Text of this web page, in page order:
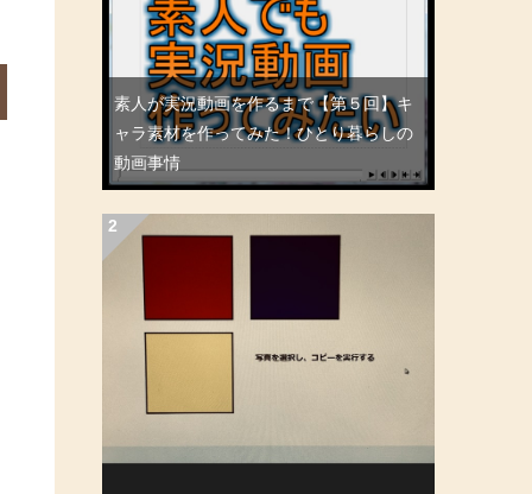
素人が実況動画を作るまで【第５回】キ
ャラ素材を作ってみた！ひとり暮らしの
動画事情